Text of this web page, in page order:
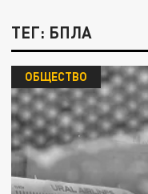
ТЕГ: БПЛА
ОБЩЕСТВО